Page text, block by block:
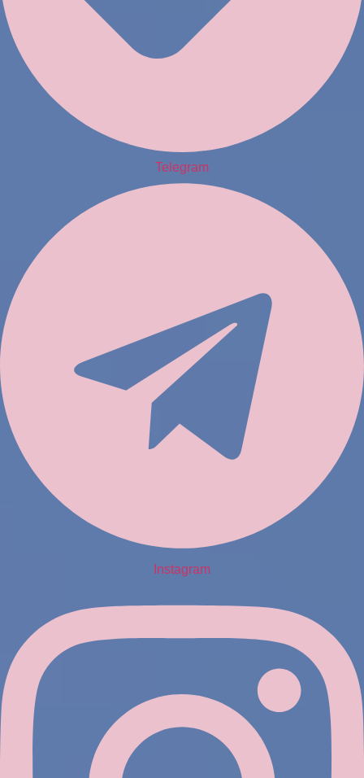
Telegram
Instagram